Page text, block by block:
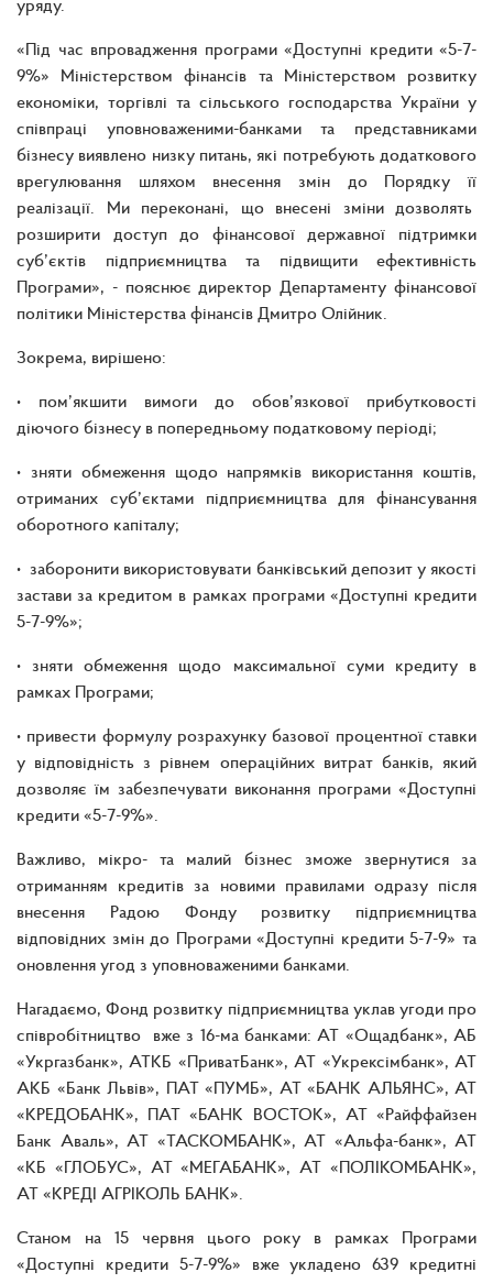
«Під час впровадження програми «Доступні кредити «5-7-
9%» Міністерством фінансів та Міністерством розвитку
економіки, торгівлі та сільського господарства України у
співпраці уповноваженими-банками та представниками
бізнесу виявлено низку питань, які потребують додаткового
врегулювання шляхом внесення змін до Порядку її
реалізації. Ми переконані, що внесені зміни дозволять
розширити доступ до фінансової державної підтримки
суб’єктів підприємництва та підвищити ефективність
Програми», - пояснює директор Департаменту фінансової
політики Міністерства фінансів Дмитро Олійник.
Зокрема, вирішено:
• пом’якшити вимоги до обов’язкової прибутковості
діючого бізнесу в попередньому податковому періоді;
• зняти обмеження щодо напрямків використання коштів,
отриманих суб’єктами підприємництва для фінансування
оборотного капіталу;
• заборонити використовувати банківський депозит у якості
застави за кредитом в рамках програми «Доступні кредити
5-7-9%»;
• зняти обмеження щодо максимальної суми кредиту в
рамках Програми;
• привести формулу розрахунку базової процентної ставки
у відповідність з рівнем операційних витрат банків, який
дозволяє їм забезпечувати виконання програми «Доступні
кредити «5-7-9%».
Важливо, мікро- та малий бізнес зможе звернутися за
отриманням кредитів за новими правилами одразу після
внесення Радою Фонду розвитку підприємництва
відповідних змін до Програми «Доступні кредити 5-7-9» та
оновлення угод з уповноваженими банками.
Нагадаємо, Фонд розвитку підприємництва уклав угоди про
співробітництво вже з 16-ма банками: АТ «Ощадбанк», АБ
«Укргазбанк», АТКБ «ПриватБанк», АТ «Укрексімбанк», АТ
АКБ «Банк Львів», ПАТ «ПУМБ», АТ «БАНК АЛЬЯНС», АТ
«КРЕДОБАНК», ПАТ «БАНК ВОСТОК», АТ «Райффайзен
Банк Аваль», АТ «ТАСКОМБАНК», АТ «Альфа-банк», АТ
«КБ «ГЛОБУС», АТ «МЕГАБАНК», АТ «ПОЛІКОМБАНК»,
АТ «КРЕДІ АГРІКОЛЬ БАНК».
Станом на 15 червня цього року в рамках Програми
«Доступні кредити 5-7-9%» вже укладено 639 кредитні